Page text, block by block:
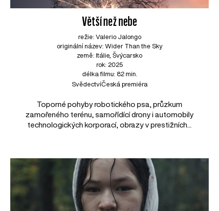
Větší než nebe
režie: Valerio Jalongo
originální název: Wider Than the Sky
země: Itálie, Švýcarsko
rok: 2025
délka filmu: 82 min.
SvědectvíČeská premiéra
Toporné pohyby robotického psa, průzkum
zamořeného terénu, samořídící drony i automobily
technologických korporací, obrazy v prestižních...